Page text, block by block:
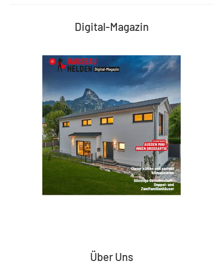
Digital-Magazin
Über Uns